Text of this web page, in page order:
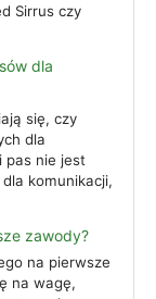
Sirrus czy
dla
się, czy
dla
pas nie jest
komunikacji,
zawody?
na pierwsze
na wagę,